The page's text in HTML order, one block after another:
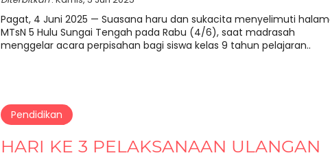
Pagat, 4 Juni 2025 — Suasana haru dan sukacita menyelimuti
MTsN 5 Hulu Sungai Tengah pada Rabu (4/6), saat madrasah
menggelar acara perpisahan bagi siswa kelas 9 tahun pelajaran..
Pendidikan
HARI KE 3 PELAKSANAAN ULANGAN